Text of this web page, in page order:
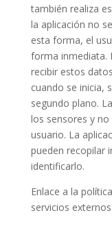
también realiza
la aplicación no
esta forma, el
forma inmediata.
recibir estos
cuando se inicia,
segundo plano.
los sensores y
usuario. La
pueden recopilar
identificarlo.
Enlace a la
servicios